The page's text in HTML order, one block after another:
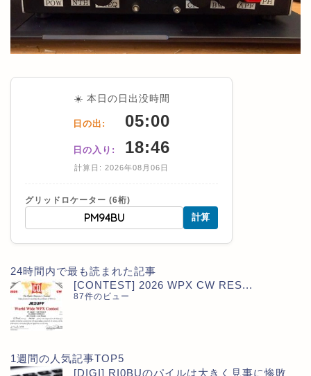
☀️ 本日の日出没時間
日の出: 05:00
日の入り: 18:46
計算日: 2026年08月06日
グリッドロケーター (6桁)
計算
24時間内で最も読まれた記事
[CONTEST] 2026 WPX CW RES...
87件のビュー
1週間の人気記事TOP5
[DIGI] RI0BUのパイルは大きく見事に惨敗